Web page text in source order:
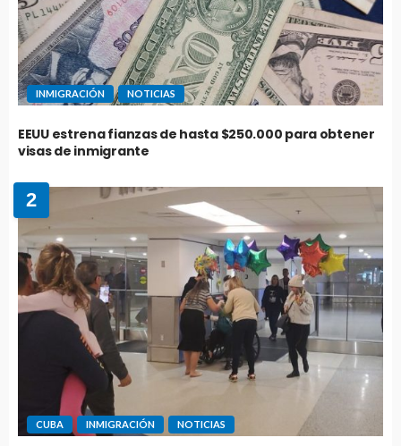
INMIGRACIÓN NOTICIAS
EEUU estrena fianzas de hasta $250.000 para obtener
visas de inmigrante
2
CUBA INMIGRACIÓN NOTICIAS